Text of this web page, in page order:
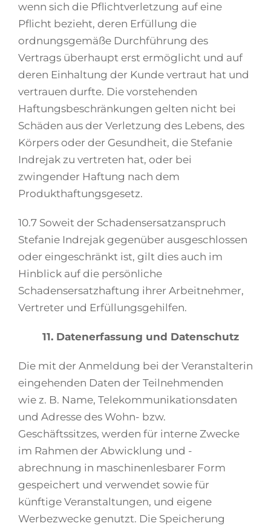
wenn sich die Pflichtverletzung auf eine
Pflicht bezieht, deren Erfüllung die
ordnungsgemäße Durchführung des
Vertrags überhaupt erst ermöglicht und auf
deren Einhaltung der Kunde vertraut hat und
vertrauen durfte. Die vorstehenden
Haftungsbeschränkungen gelten nicht bei
Schäden aus der Verletzung des Lebens, des
Körpers oder der Gesundheit, die Stefanie
Indrejak zu vertreten hat, oder bei
zwingender Haftung nach dem
Produkthaftungsgesetz.
10.7 Soweit der Schadensersatzanspruch
Stefanie Indrejak gegenüber ausgeschlossen
oder eingeschränkt ist, gilt dies auch im
Hinblick auf die persönliche
Schadensersatzhaftung ihrer Arbeitnehmer,
Vertreter und Erfüllungsgehilfen.
11. Datenerfassung und Datenschutz
Die mit der Anmeldung bei der Veranstalterin
eingehenden Daten der Teilnehmenden
wie z. B. Name, Telekommunikationsdaten
und Adresse des Wohn- bzw.
Geschäftssitzes, werden für interne Zwecke
im Rahmen der Abwicklung und -
abrechnung in maschinenlesbarer Form
gespeichert und verwendet sowie für
künftige Veranstaltungen, und eigene
Werbezwecke genutzt. Die Speicherung